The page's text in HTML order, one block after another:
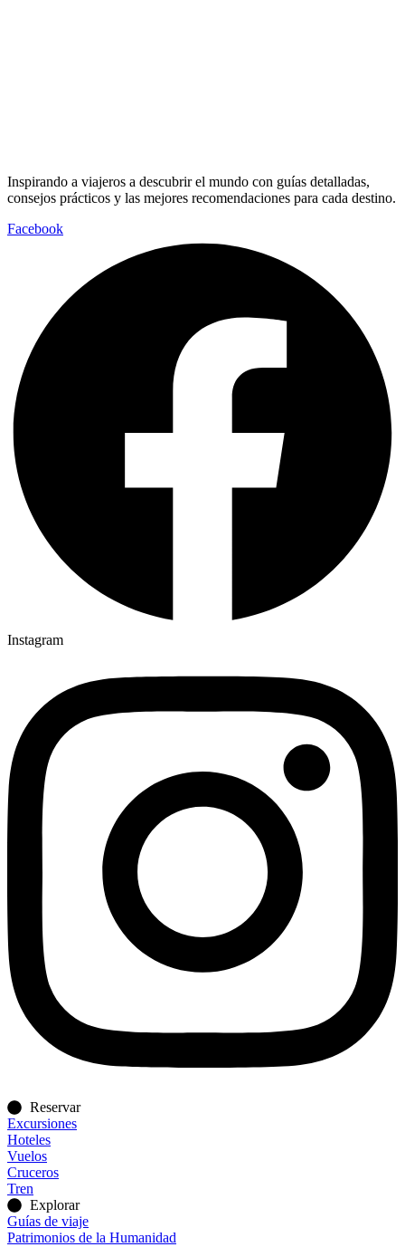
Inspirando a viajeros a descubrir el mundo con guías detalladas,
consejos prácticos y las mejores recomendaciones para cada destino.
Facebook
Instagram
Reservar
Excursiones
Hoteles
Vuelos
Cruceros
Tren
Explorar
Guías de viaje
Patrimonios de la Humanidad